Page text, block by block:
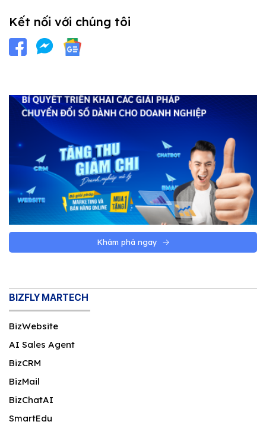
Kết nối với chúng tôi
Khám phá ngay
BIZFLY MARTECH
BizWebsite
AI Sales Agent
BizCRM
BizMail
BizChatAI
SmartEdu